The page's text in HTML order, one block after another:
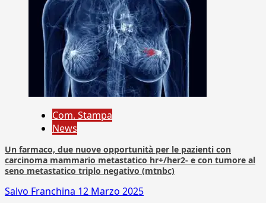
Com. Stampa
News
Un farmaco, due nuove opportunità per le pazienti con
carcinoma mammario metastatico hr+/her2- e con tumore al
seno metastatico triplo negativo (mtnbc)
Salvo Franchina 12 Marzo 2025